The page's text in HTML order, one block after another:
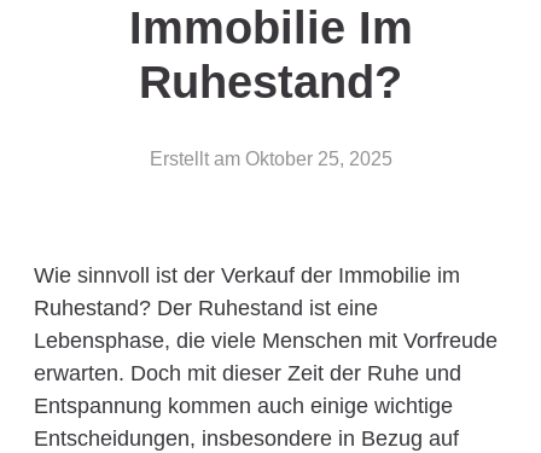
Immobilie Im
Ruhestand?
Erstellt am Oktober 25, 2025
Wie sinnvoll ist der Verkauf der Immobilie im
Ruhestand? Der Ruhestand ist eine
Lebensphase, die viele Menschen mit Vorfreude
erwarten. Doch mit dieser Zeit der Ruhe und
Entspannung kommen auch einige wichtige
Entscheidungen, insbesondere in Bezug auf